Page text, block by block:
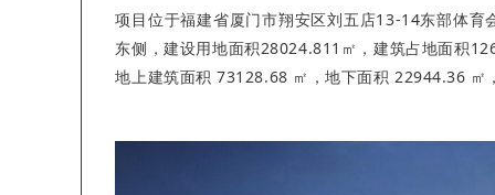
项目位于福建省厦门市翔安区刘五店13-14东部体
东侧，建设用地面积28024.811㎡，建筑占地面积
地上建筑面积 73128.68 ㎡，地下面积 22944.36 ㎡